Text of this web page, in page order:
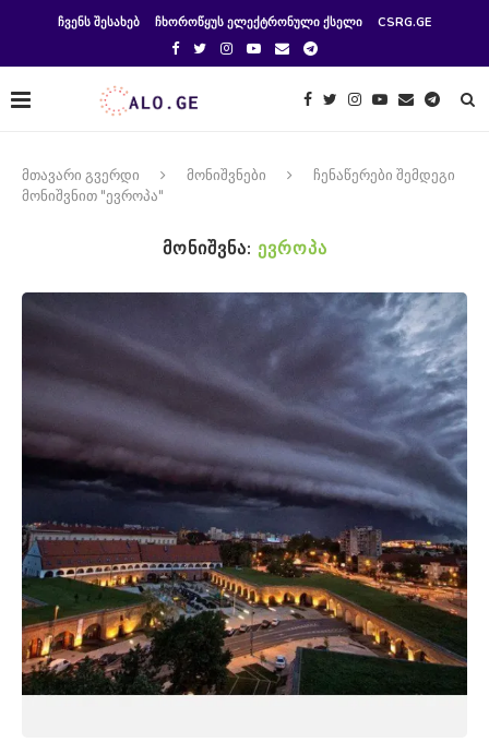
ᲩᲕᲔᲜᲡ ᲨᲔᲡᲐᲮᲔᲑ ᲩᲮᲝᲠᲝᲬᲧᲣᲡ ᲔᲚᲔᲥᲢᲠᲝᲜᲣᲚᲘ ᲥᲡᲔᲚᲘ CSRG.GE
მთავარი გვერდი მონიშვნები
ჩენაწერები შემდეგი
მონიშვნით "ევროპა"
ᲛᲝᲜᲘᲨᲕᲜᲐ: ᲔᲕᲠᲝᲞᲐ